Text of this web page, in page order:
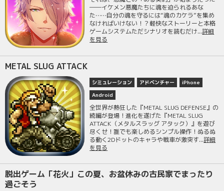
――イケメン悪魔たちに魂を迫られるあな
た……自分の魂を守るには“魂のカケラ”を集め
なければいけない！？軽快なストーリーと本格
ゲームシステムただシナリオを読むだけ...詳細
を見る
METAL SLUG ATTACK
シミュレーション アドベンチャー
iPhone
Android
全世界が熱狂した『METAL SLUG DEFENSE』の
続編が登場！進化を遂げた『METAL SLUG
ATTACK（メタルスラッグ アタック）』を遊び
尽くせ！誰でも楽しめるシンプル操作！ぬるぬ
る動く2Dドットのキャラや戦車が激突す...詳細
を見る
脱出ゲーム「花火」この夏、お盆休みの古民家でまったり
過ごそう